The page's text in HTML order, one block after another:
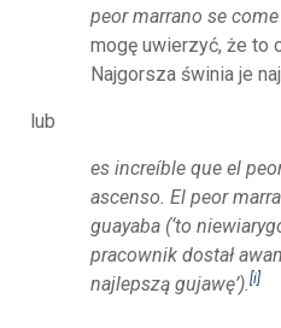
peor marrano se
mogę uwierzyć, że to
Najgorsza świnia je
lub
es increíble que el
ascenso. El peor
guayaba (‘to
pracownik dostał
najlepszą gujawę’). [i]